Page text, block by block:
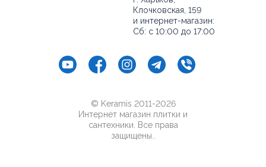
Клочковская, 159
и интернет-магазин:
Сб: с 10:00 до 17:00
© Keramis 2011-2026
Интернет магазин плитки и
сантехники. Все права
защищены..